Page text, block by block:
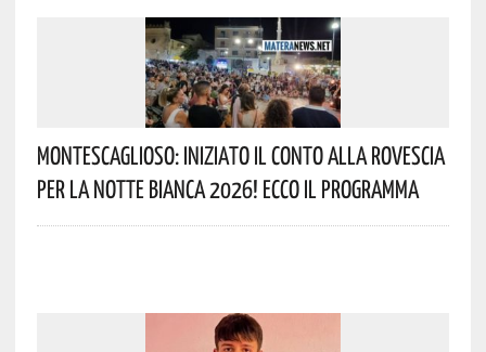
Montescaglioso: Iniziato Il Conto Alla Rovescia
Per La Notte Bianca 2026! Ecco Il Programma